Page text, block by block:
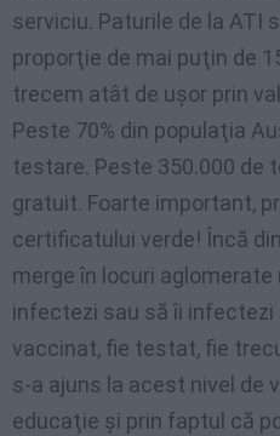
serviciu. Paturile de la ATI
proporţie de mai puţin de
trecem atât de uşor prin
Peste 70% din populaţia
testare. Peste 350.000 de
gratuit. Foarte important,
certificatului verde! Încă
merge în locuri
infectezi sau să îi
vaccinat, fie testat, fie
s-a ajuns la acest nivel de
educaţie şi prin faptul că